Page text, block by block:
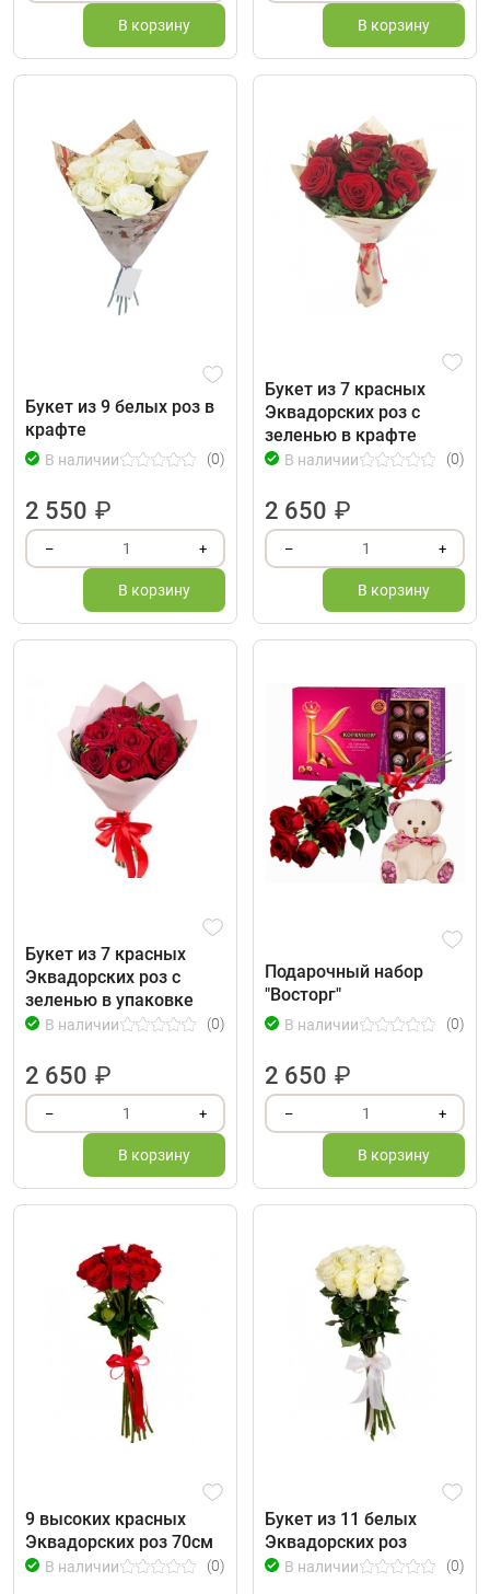
В корзину В корзину
Букет из 9 белых роз в
крафте
В наличии (0)
2 550 ₽
– 1 +
В корзину
Букет из 7 красных
Эквадорских роз с
зеленью в крафте
В наличии (0)
2 650 ₽
– 1 +
В корзину
Букет из 7 красных
Эквадорских роз с
зеленью в упаковке
В наличии (0)
2 650 ₽
– 1 +
В корзину
Подарочный набор
"Восторг"
В наличии (0)
2 650 ₽
– 1 +
В корзину
9 высоких красных
Эквадорских роз 70см
В наличии (0)
Букет из 11 белых
Эквадорских роз
В наличии (0)